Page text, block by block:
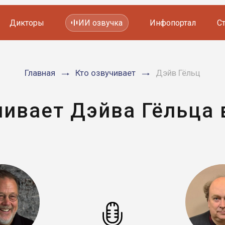
Мультфильмов
Дикторы ИИ озвучка Инфопортал
Главная Кто озвучивает Дэйв Гёльц
Дэйва Гёльца